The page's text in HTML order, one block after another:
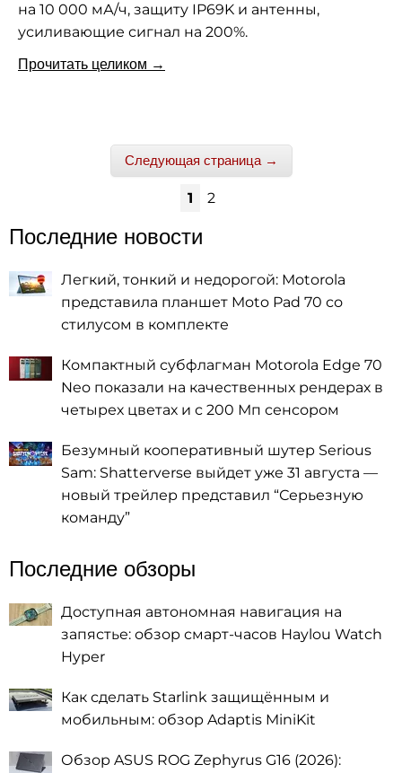
на 10 000 мА/ч, защиту IP69K и антенны,
усиливающие сигнал на 200%.
Прочитать целиком →
Следующая страница →
1 2
Последние новости
Легкий, тонкий и недорогой: Motorola
представила планшет Moto Pad 70 со
стилусом в комплекте
Компактный субфлагман Motorola Edge 70
Neo показали на качественных рендерах в
четырех цветах и с 200 Мп сенсором
Безумный кооперативный шутер Serious
Sam: Shatterverse выйдет уже 31 августа —
новый трейлер представил “Серьезную
команду”
Последние обзоры
Доступная автономная навигация на
запястье: обзор смарт-часов Haylou Watch
Hyper
Как сделать Starlink защищённым и
мобильным: обзор Adaptis MiniKit
Обзор ASUS ROG Zephyrus G16 (2026):